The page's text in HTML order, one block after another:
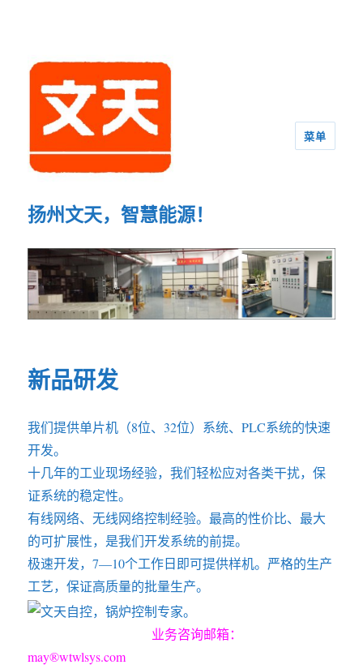
扬州文天，智慧能源！
菜单
新品研发
我们提供单片机（8位、32位）系统、PLC系统的快速
开发。
十几年的工业现场经验，我们轻松应对各类干扰，保
证系统的稳定性。
有线网络、无线网络控制经验。最高的性价比、最大
的可扩展性，是我们开发系统的前提。
极速开发，7—10个工作日即可提供样机。严格的生产
工艺，保证高质量的批量生产。
业务咨询邮箱：
may®wtwlsys.com